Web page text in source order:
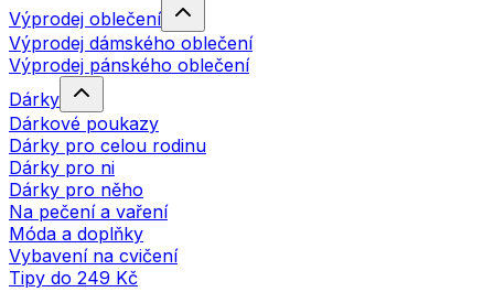
Výprodej oblečení
Výprodej dámského oblečení
Výprodej pánského oblečení
Dárky
Dárkové poukazy
Dárky pro celou rodinu
Dárky pro ni
Dárky pro něho
Na pečení a vaření
Móda a doplňky
Vybavení na cvičení
Tipy do 249 Kč